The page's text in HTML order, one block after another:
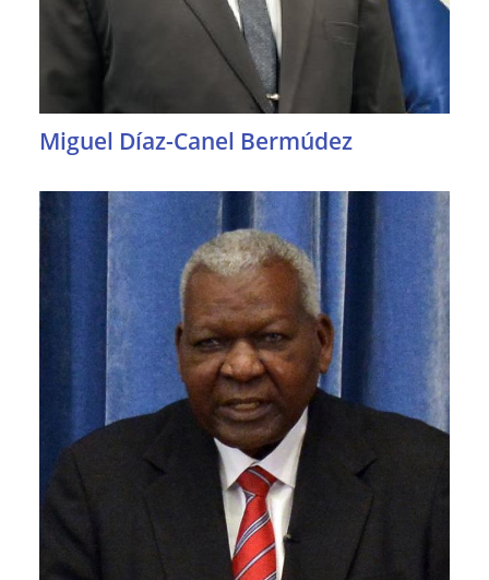
Miguel Díaz-Canel Bermúdez